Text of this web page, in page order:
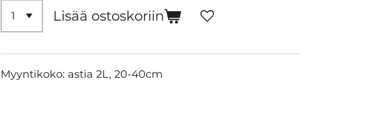
Lisää ostoskoriin
Myyntikoko: astia 2L, 20-40cm